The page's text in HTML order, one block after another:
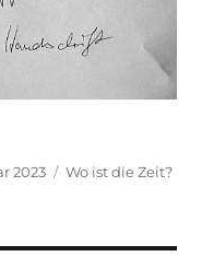
2023 Kategorien
Wo ist die Zeit?